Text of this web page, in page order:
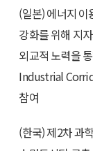
(일본) 에너지
강화를 위해 지
외교적 노력을
Industrial
참여
(한국) 제2차 과